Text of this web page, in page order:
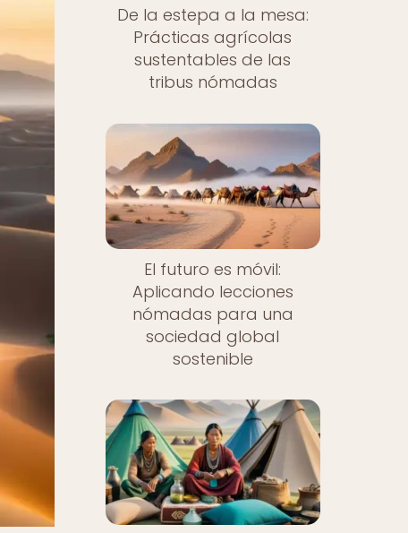
De la estepa a la mesa:
Prácticas agrícolas
sustentables de las
tribus nómadas
El futuro es móvil:
Aplicando lecciones
nómadas para una
sociedad global
sostenible